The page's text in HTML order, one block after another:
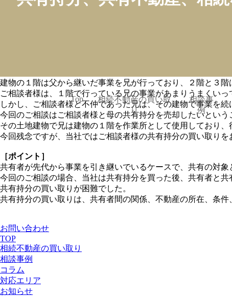
Top
相続不動産の買い取
り
相談事
例
トップページ > 相談事例
東京都内で母と兄で住んでいる土地建物の共有持分を売却さ
その土地建物は父が所有していたもので、父が亡くなり３人
建物の１階は父から継いだ事業を兄が行っており、２階と３階
ご相談者様は、１階で行っている兄の事業があまりうまくい
しかし、ご相談者様と不仲であった兄は、その建物で事業を
今回のご相談はご相談者様と母の共有持分を売却したいとい
その土地建物で兄は建物の１階を作業所として使用しており
今回残念ですが、当社ではご相談者様の共有持分の買い取りを
［ポイント］
共有者が先代から事業を引き継いでいるケースで、共有の対
今回のご相談の場合、当社は共有持分を買った後、共有者と
共有持分の買い取りが困難でした。
共有持分の買い取りは、共有者間の関係、不動産の所在、条件
お問い合わせ
TOP
相続不動産の買い取り
相談事例
コラム
対応エリア
お知らせ